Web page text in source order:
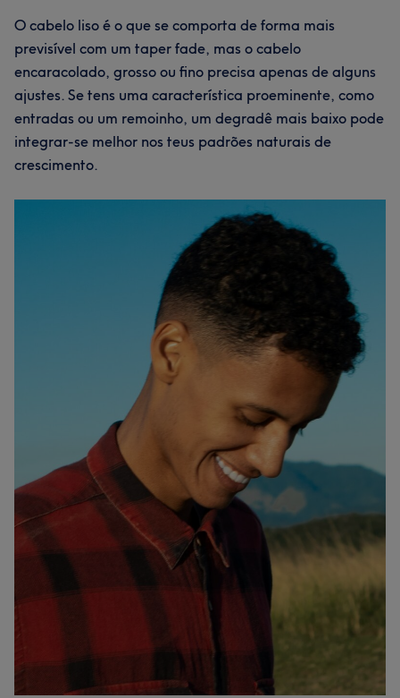
O cabelo liso é o que se comporta de forma mais
previsível com um taper fade, mas o cabelo
encaracolado, grosso ou fino precisa apenas de alguns
ajustes. Se tens uma característica proeminente, como
entradas ou um remoinho, um degradê mais baixo pode
integrar-se melhor nos teus padrões naturais de
crescimento.